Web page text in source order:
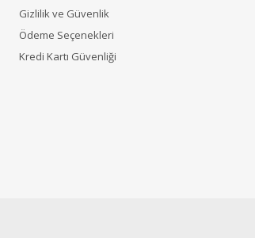
Gizlilik ve Güvenlik
Ödeme Seçenekleri
Kredi Kartı Güvenliği